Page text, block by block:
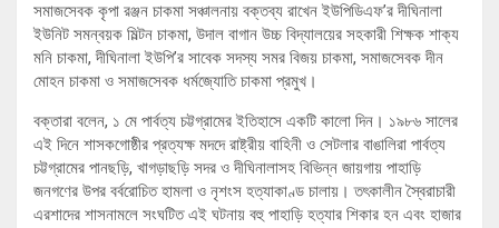
সমাজসেবক কৃপা রঞ্জন চাকমা সঞ্চালনায় বক্তব্য রাখেন ইউপিডিএফ’র দীঘিনালা
ইউনিট সমন্বয়ক মিল্টন চাকমা, উদাল বাগান উচ্চ বিদ্যালয়ের সহকারী শিক্ষক শাক্য
মনি চাকমা, দীঘিনালা ইউপি’র সাবেক সদস্য সমর বিজয় চাকমা, সমাজসেবক দীন
মোহন চাকমা ও সমাজসেবক ধর্মজ্যোতি চাকমা প্রমুখ।
বক্তারা বলেন, ১ মে পার্বত্য চট্টগ্রামের ইতিহাসে একটি কালো দিন। ১৯৮৬ সালের
এই দিনে শাসকগোষ্ঠীর প্রত্যক্ষ মদদে রাষ্ট্রীয় বাহিনী ও সেটলার বাঙালিরা পার্বত্য
চট্টগ্রামের পানছড়ি, খাগড়াছড়ি সদর ও দীঘিনালাসহ বিভিন্ন জায়গায় পাহাড়ি
জনগণের উপর বর্বরোচিত হামলা ও নৃশংস হত্যাকাণ্ড চালায়। তৎকালীন স্বৈরাচারী
এরশাদের শাসনামলে সংঘটিত এই ঘটনায় বহু পাহাড়ি হত্যার শিকার হন এবং হাজার